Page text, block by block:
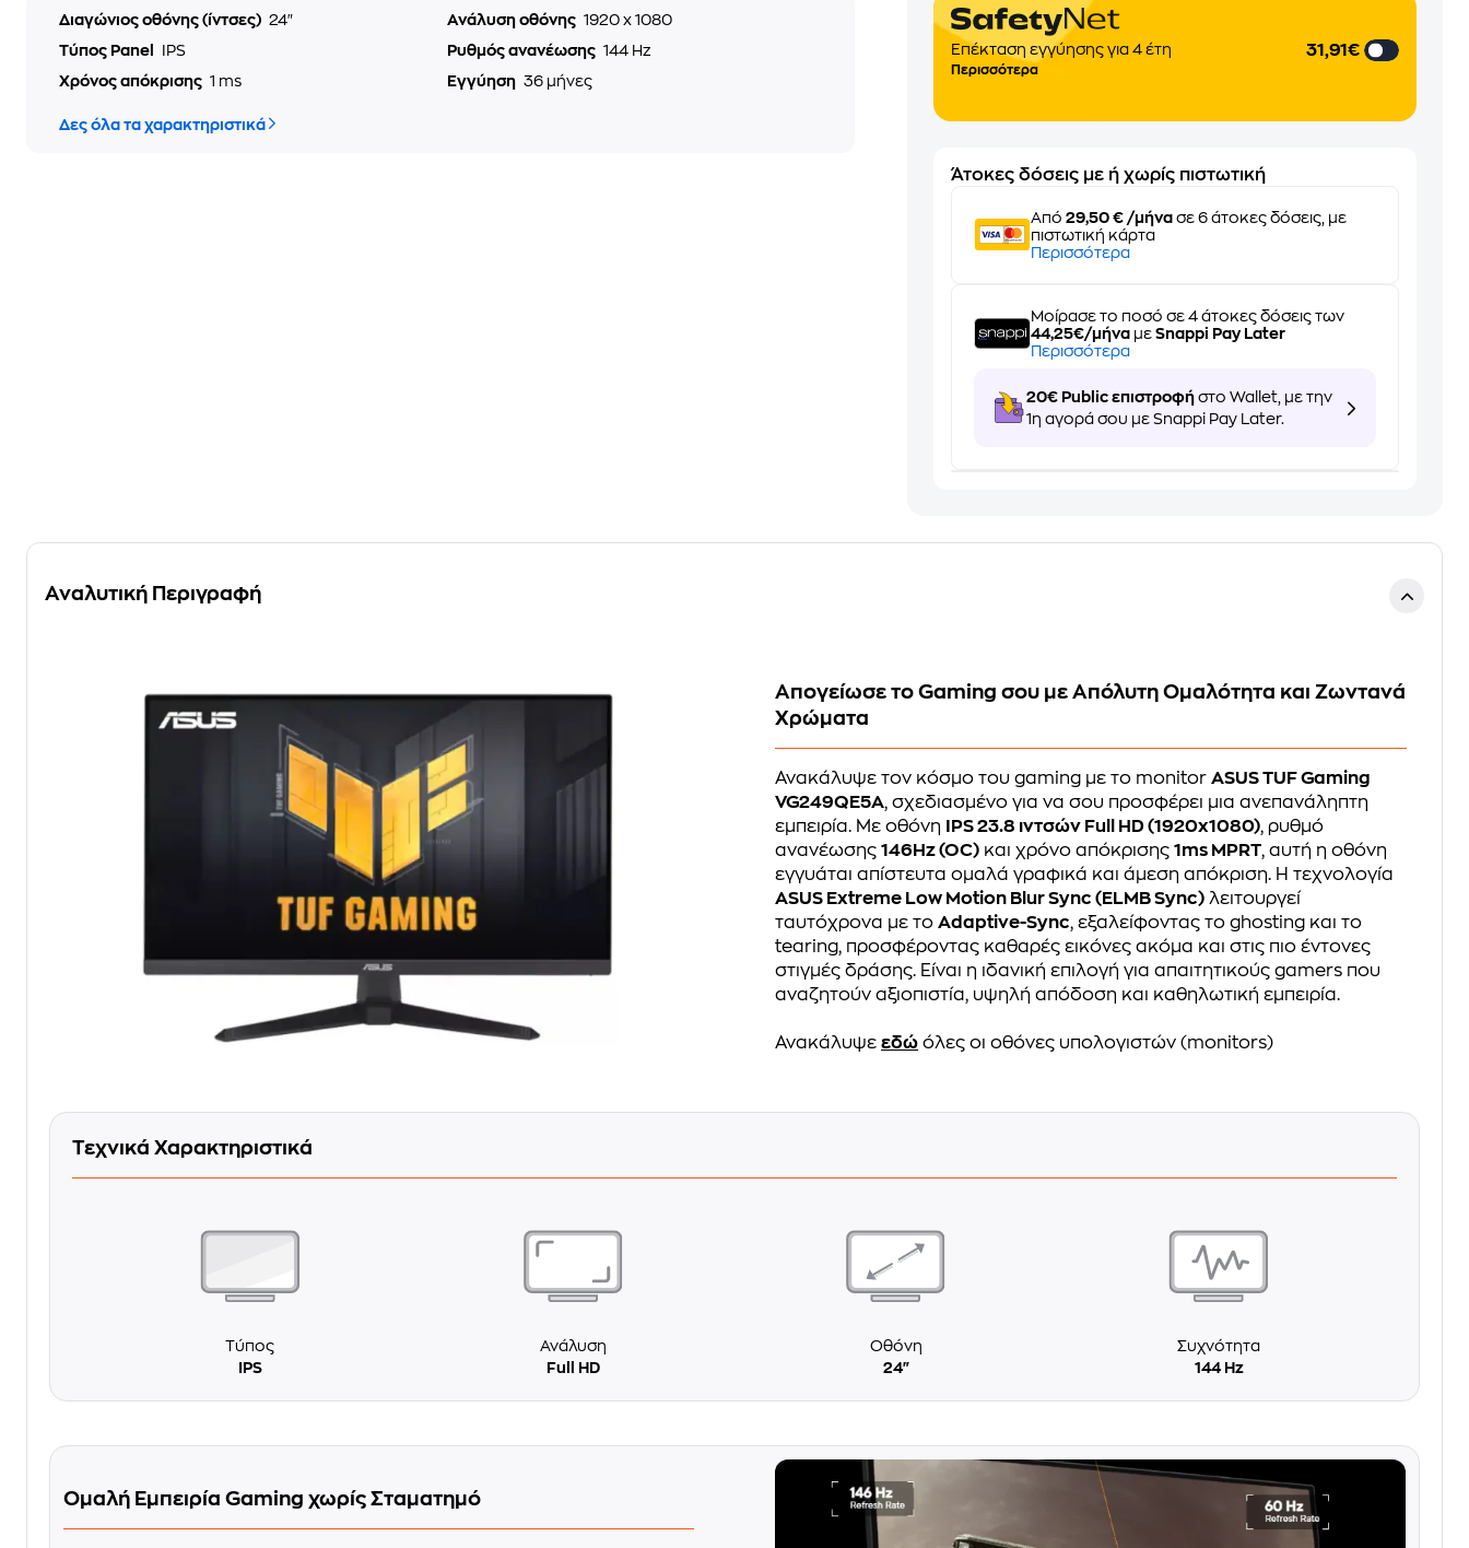
Διαγώνιος οθόνης (ίντσες) 24" Ανάλυση οθόνης 1920 x 1080
Τύπος Panel
IPS Ρυθμός ανανέωσης 144 Hz
Χρόνος απόκρισης 1 ms Εγγύηση 36 μήνες
Δες όλα τα χαρακτηριστικά
Επέκταση εγγύησης για 4 έτη
Περισσότερα
31,91€
Άτοκες δόσεις με ή χωρίς πιστωτική
Από29,50 € /μήνα σε 6 άτοκες δόσεις, με
πιστωτική κάρτα
Περισσότερα
Μοίρασε το ποσό σε 4 άτοκες δόσεις των
44,25€/μήνα μεSnappi Pay Later
Περισσότερα
20€ Public επιστροφή στο Wallet, με την
1η αγορά σου με Snappi Pay Later.
Αναλυτική Περιγραφή
Απογείωσε το Gaming σου με Απόλυτη Ομαλότητα και Ζωντανά
Χρώματα
Ανακάλυψε τον κόσμο του gaming με το monitorASUS TUF Gaming
VG249QE5A, σχεδιασμένο για να σου προσφέρει μια ανεπανάληπτη
εμπειρία. Με οθόνη
IPS 23.8 ιντσών Full HD (1920x1080), ρυθμό
ανανέωσης146Hz (OC) και χρόνο απόκρισης1ms MPRT, αυτή η οθόνη
εγγυάται απίστευτα ομαλά γραφικά και άμεση απόκριση. Η τεχνολογία
ASUS Extreme Low Motion Blur Sync (ELMB Sync) λειτουργεί
ταυτόχρονα με τοAdaptive-Sync, εξαλείφοντας το ghosting και το
tearing, προσφέροντας καθαρές εικόνες ακόμα και στις πιο έντονες
στιγμές δράσης. Είναι η ιδανική επιλογή για απαιτητικούς gamers που
αναζητούν αξιοπιστία, υψηλή απόδοση και καθηλωτική εμπειρία.
Ανακάλυψεεδώ όλες οι οθόνες υπολογιστών (monitors)
Τεχνικά Χαρακτηριστικά
Τύπος
IPS
Ανάλυση
Full HD
Οθόνη
24"
Συχνότητα
144 Hz
Ομαλή Εμπειρία Gaming χωρίς Σταματημό